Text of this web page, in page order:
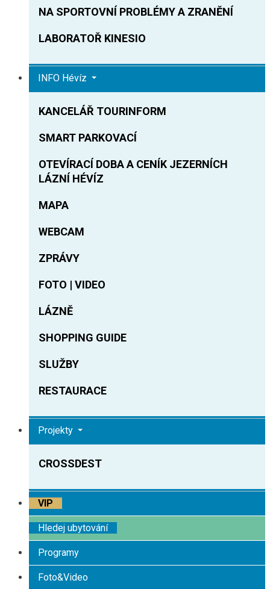
NA SPORTOVNÍ PROBLÉMY A ZRANĚNÍ
LABORATOŘ KINESIO
INFO Hévíz
KANCELÁŘ TOURINFORM
SMART PARKOVACÍ
OTEVÍRACÍ DOBA A CENÍK JEZERNÍCH
LÁZNÍ HÉVÍZ
MAPA
WEBCAM
ZPRÁVY
FOTO | VIDEO
LÁZNĚ
SHOPPING GUIDE
SLUŽBY
RESTAURACE
Projekty
CROSSDEST
VIP
Hledej ubytování
Programy
Foto&Video